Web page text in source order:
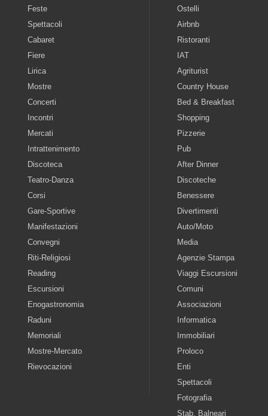
Feste
Spettacoli
Cabaret
Fiere
Lirica
Mostre
Concerti
Incontri
Mercati
Intrattenimento
Discoteca
Teatro-Danza
Corsi
Gare-Sportive
Manifestazioni
Convegni
Riti-Religiosi
Reading
Escursioni
Enogastronomia
Raduni
Memoriali
Mostre-Mercato
Rievocazioni
Ostelli
Airbnb
Ristoranti
IAT
Agriturist
Country House
Bed & Breakfast
Shopping
Pizzerie
Pub
After Dinner
Discoteche
Benessere
Divertimenti
Auto/Moto
Media
Agenzie Stampa
Viaggi Escursioni
Comuni
Associazioni
Informatica
Immobiliari
Proloco
Enti
Spettacoli
Fotografia
Stab. Balneari